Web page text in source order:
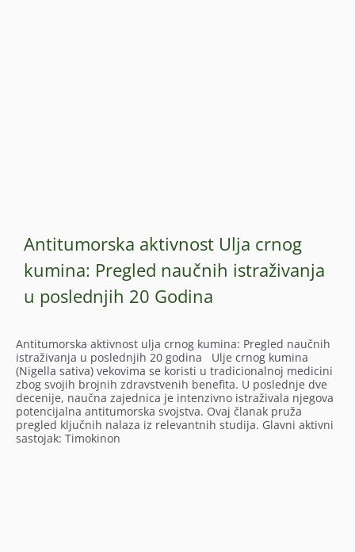
Antitumorska aktivnost Ulja crnog
kumina: Pregled naučnih istraživanja
u poslednjih 20 Godina
Antitumorska aktivnost ulja crnog kumina: Pregled naučnih
istraživanja u poslednjih 20 godina Ulje crnog kumina
(Nigella sativa) vekovima se koristi u tradicionalnoj medicini
zbog svojih brojnih zdravstvenih benefita. U poslednje dve
decenije, naučna zajednica je intenzivno istraživala njegova
potencijalna antitumorska svojstva. Ovaj članak pruža
pregled ključnih nalaza iz relevantnih studija. Glavni aktivni
sastojak: Timokinon